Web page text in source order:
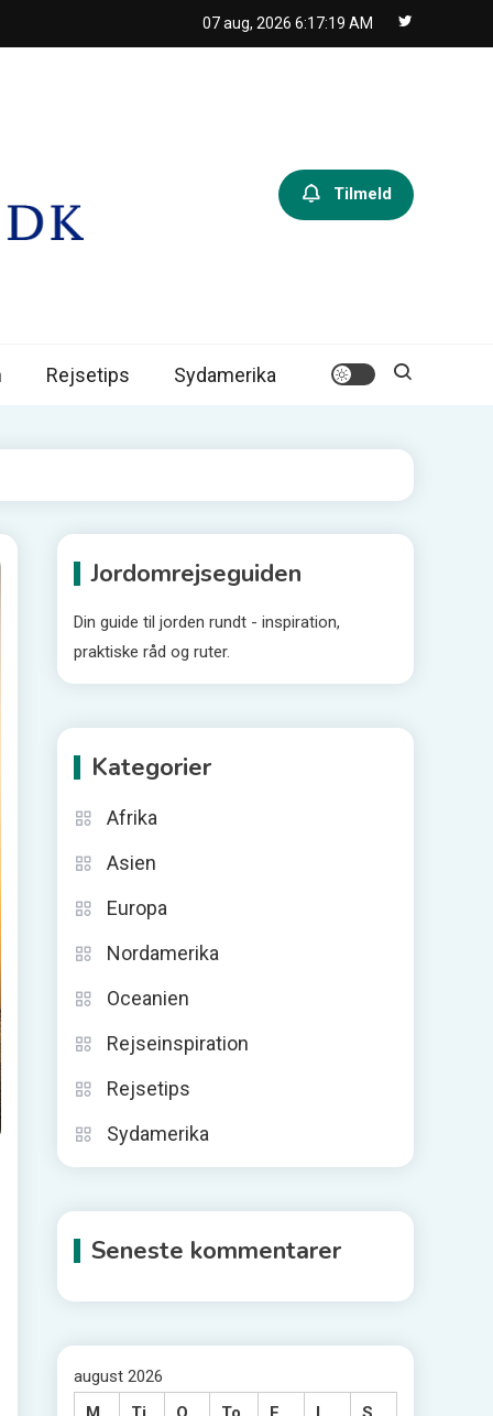
07 aug, 2026 6:17:20 AM
Tilmeld
Rejsetips Sydamerika
Jordomrejseguiden
Din guide til jorden rundt - inspiration,
praktiske råd og ruter.
Kategorier
Afrika
Asien
Europa
Nordamerika
Oceanien
Rejseinspiration
Rejsetips
Sydamerika
Seneste kommentarer
august 2026